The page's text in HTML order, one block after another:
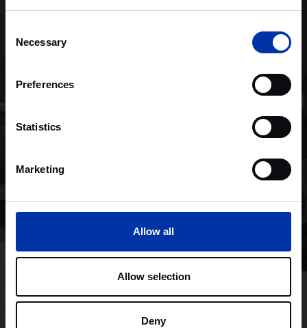
Selection
Necessary
Preferences
Statistics
Marketing
Allow all
Allow selection
Deny